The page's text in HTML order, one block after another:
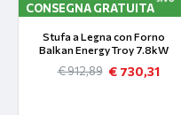
CONSEGNA GRATUITA
Stufa a Legna con Forno
Balkan Energy Troy 7.8kW
€ 730,31
€ 912,89